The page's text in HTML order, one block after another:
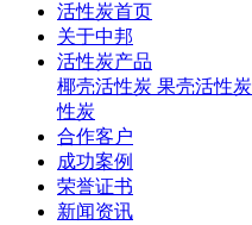
活性炭首页
关于中邦
活性炭产品
椰壳活性炭 果壳活性炭
性炭
合作客户
成功案例
荣誉证书
新闻资讯